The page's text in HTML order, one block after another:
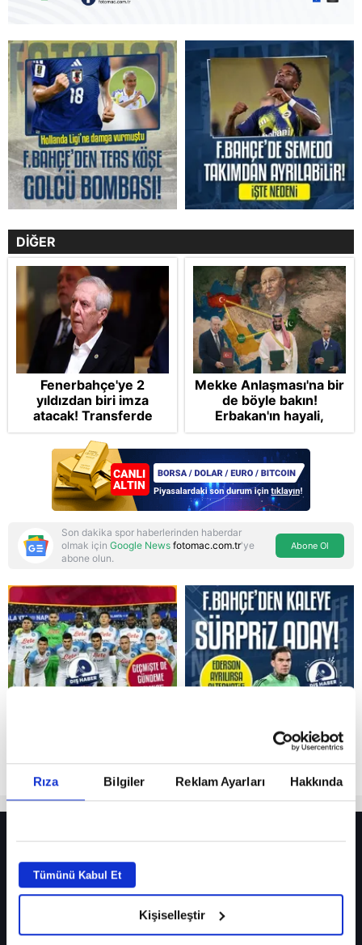
Rıza Bilgiler Reklam Ayarları Hakkında
Tümünü Kabul Et
Kişiselleştir
Reddet
DİĞER
Fenerbahçe'ye 2
yıldızdan biri imza
atacak! Transferde
golcü harekatı...
Mekke Anlaşması'na bir
de böyle bakın!
Erbakan'ın hayali,
Cumhur'un vizyonu:
İslam NATO'suna
Başkan Erdoğan mührü
Son dakika spor haberlerinden haberdar
olmak için Google News fotomac.com.tr'ye
abone olun.
Abone Ol
Fenerbahçe’de sürpriz ayrılık ihtimali! Devre arasında gelmişti
Fenerbahçe’nin yeni transferi Mason Greenwood için olay sözler!
Galatasaray’da rota yeniden Thiago Almada!